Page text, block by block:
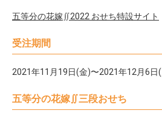
五等分の花嫁∬2022 おせち特設サイト
受注期間
2021年11月19日(金)〜2021年12月6日
五等分の花嫁∬三段おせち